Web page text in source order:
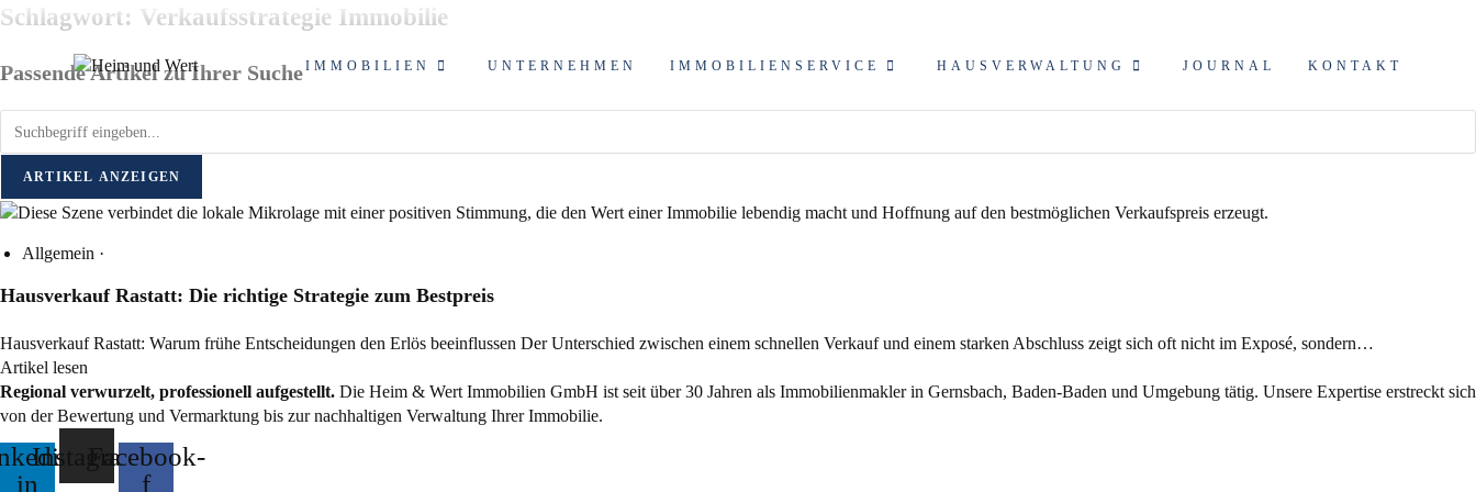
Zum
Inhalt
IMMOBILIEN UNTERNEHMEN IMMOBILIENSERVICE HAUSVERWALTUNG JOURNAL KONTAKT
Schlagwort: Verkaufsstrategie Immobilie
Passende Artikel zu Ihrer Suche
ARTIKEL ANZEIGEN
Allgemein ·
Hausverkauf Rastatt: Die richtige Strategie zum Bestpreis
Hausverkauf Rastatt: Warum frühe Entscheidungen den Erlös beeinflussen Der Unterschied zwischen einem schnellen Verkauf und einem starken Abschluss zeigt sich oft nicht im Exposé, sondern…
Artikel lesen
Regional verwurzelt, professionell aufgestellt. Die Heim & Wert Immobilien GmbH ist seit über 30 Jahren als Immobilienmaklerin Gernsbach, Baden-Baden und Umgebung tätig. Unsere Expertise erstreckt sich
von der Bewertung und Vermarktung bis zur nachhaltigen Verwaltung Ihrer Immobilie.
in
InstagramFacebook-
f